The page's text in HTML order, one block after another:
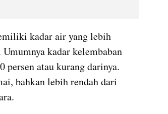
kadar air yang lebih
kadar kelembaban
atau kurang darinya.
bahkan lebih rendah dari